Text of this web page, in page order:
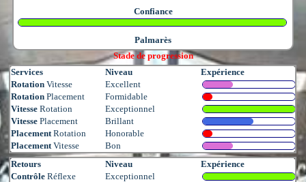
Confiance
Palmarès
Stade de progression
Services
Niveau
Expérience
Rotation Vitesse
Excellent
Rotation Placement
Formidable
Vitesse Rotation
Exceptionnel
Vitesse Placement
Brillant
Placement Rotation
Honorable
Placement Vitesse
Bon
Retours
Niveau
Expérience
Contrôle Réflexe
Exceptionnel